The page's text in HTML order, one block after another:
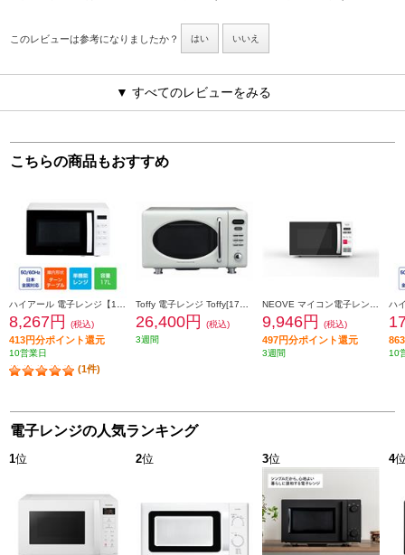
このレビューは参考になりましたか？ はい いいえ
▼ すべてのレビューをみる
こちらの商品もおすすめ
8,267円 (税込)
413円分ポイント還元
10営業日
(1件)
26,400円
(税込)
3週間
9,946円 (税込)
497円分ポイント還元
3週間 10
電子レンジの人気ランキング
1位 2位 3位 4